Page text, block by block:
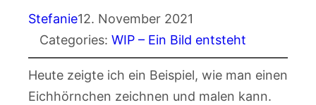
Stefanie12. November 2021
Categories: WIP – Ein Bild entsteht
Heute zeigte ich ein Beispiel, wie man einen
Eichhörnchen zeichnen und malen kann.